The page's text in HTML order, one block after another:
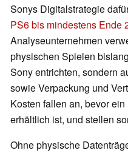
Sonys Digitalstrategie
PS6 bis mindestens Ende
Analyseunternehmen
physischen Spielen
Sony entrichten, sondern
sowie Verpackung und
Kosten fallen an, bevor
erhältlich ist, und stellen
Ohne physische